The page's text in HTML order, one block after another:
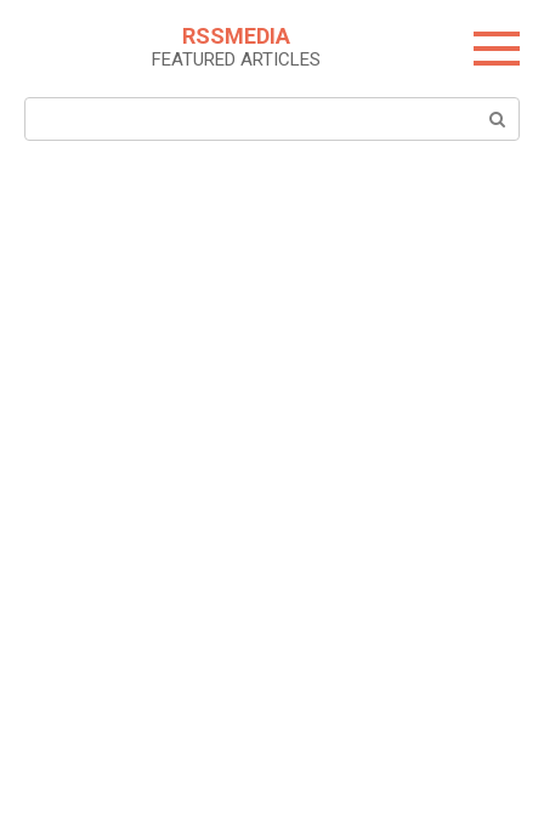
RSSMEDIA
FEATURED ARTICLES
Search: